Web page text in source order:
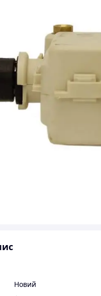
Новий